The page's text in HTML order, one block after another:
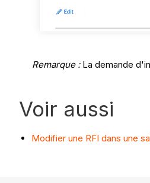
Remarque :La demande
Voir aussi
Modifier une RFI dans une